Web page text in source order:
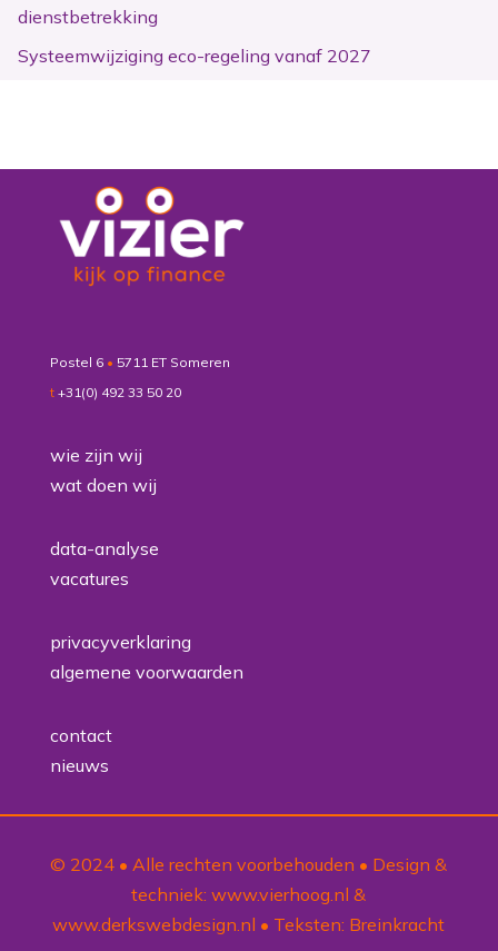
dienstbetrekking
Systeemwijziging eco-regeling vanaf 2027
Postel 6 • 5711 ET Someren
t +31(0) 492 33 50 20
wie zijn wij
wat doen wij
data-analyse
vacatures
privacyverklaring
algemene voorwaarden
contact
nieuws
© 2024 • Alle rechten voorbehouden • Design &
techniek:www.vierhoog.nl &
www.derkswebdesign.nl • Teksten: Breinkracht